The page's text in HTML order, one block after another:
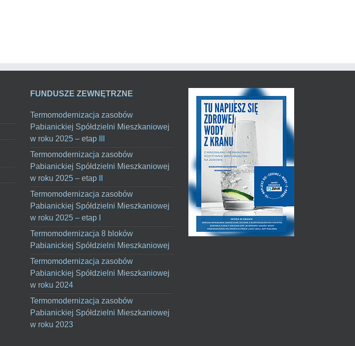
FUNDUSZE ZEWNĘTRZNE
Termomodernizacja zasobów
Pabianickiej Spółdzielni Mieszkaniowej
w roku 2025 – etap III
Termomodernizacja zasobów
Pabianickiej Spółdzielni Mieszkaniowej
w roku 2025 – etap II
Termomodernizacja zasobów
Pabianickiej Spółdzielni Mieszkaniowej
w roku 2025 – etap I
Termomodernizacja 8 bloków
Pabianickiej Spółdzielni Mieszkaniowej
Termomodernizacja zasobów
Pabianickiej Spółdzielni Mieszkaniowej
w roku 2024
Termomodernizacja zasobów
Pabianickiej Spółdzielni Mieszkaniowej
w roku 2023